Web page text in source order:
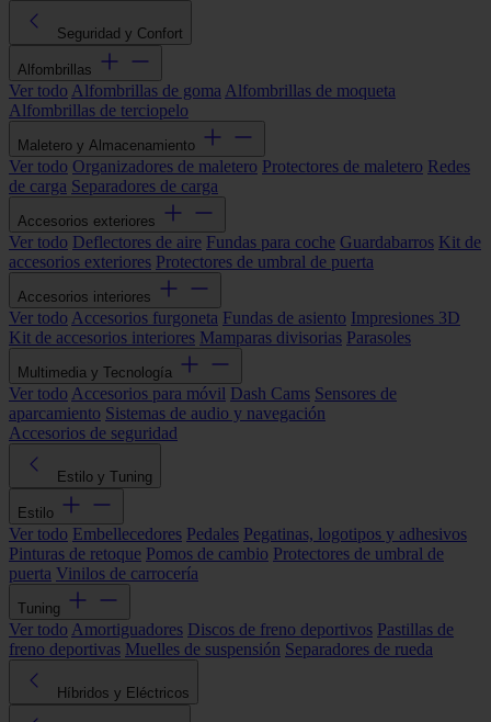
Seguridad y Confort
Alfombrillas
Ver todo Alfombrillas de goma Alfombrillas de moqueta
Alfombrillas de terciopelo
Maletero y Almacenamiento
Ver todo Organizadores de maletero Protectores de maletero Redes
de carga Separadores de carga
Accesorios exteriores
Ver todo Deflectores de aire Fundas para coche Guardabarros Kit de
accesorios exteriores Protectores de umbral de puerta
Accesorios interiores
Ver todo Accesorios furgoneta Fundas de asiento Impresiones 3D
Kit de accesorios interiores Mamparas divisorias Parasoles
Multimedia y Tecnología
Ver todo Accesorios para móvil Dash Cams Sensores de
aparcamiento Sistemas de audio y navegación
Accesorios de seguridad
Estilo y Tuning
Estilo
Ver todo Embellecedores Pedales Pegatinas, logotipos y adhesivos
Pinturas de retoque Pomos de cambio Protectores de umbral de
puerta Vinilos de carrocería
Tuning
Ver todo Amortiguadores Discos de freno deportivos Pastillas de
freno deportivas Muelles de suspensión Separadores de rueda
Híbridos y Eléctricos